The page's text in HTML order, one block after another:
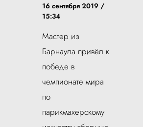
16 сентября 2019 /
15:34
Мастер из
Барнаула привёл к
победе в
чемпионате мира
по
парикмахерскому